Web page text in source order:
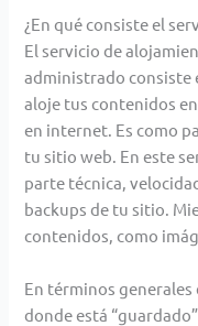
¿En qué consiste el
El servicio de
administrado consiste
aloje tus contenidos
en internet. Es como
tu sitio web. En este
parte técnica,
backups de tu sitio.
contenidos, como
En términos
donde está